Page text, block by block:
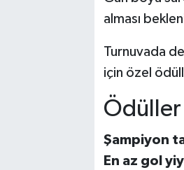
alması
Turnuvada
için özel
Şampiyon
En az gol